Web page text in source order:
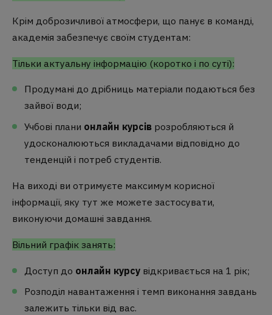
Крім доброзичливої атмосфери, що панує в команді,
академія забезпечує своїм студентам:
Тільки актуальну інформацію (коротко і по суті):
Продумані до дрібниць матеріали подаються без
зайвої води;
Учбові плани онлайн курсів розробляються й
удосконалюються викладачами відповідно до
тенденцій і потреб студентів.
На виході ви отримуєте максимум корисної
інформації, яку тут же можете застосувати,
виконуючи домашні завдання.
Вільний графік занять:
Доступ до онлайн курсу відкривається на 1 рік;
Розподіл навантаження і темп виконання завдань
залежить тільки від вас.